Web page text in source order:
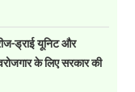
ड्राई यूनिट और
के लिए सरकार की